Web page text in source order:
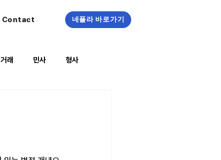
Contact 네플라 바로가기
래 민사 형사